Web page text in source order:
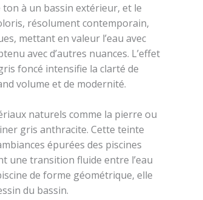
à un bassin extérieur, et le
résolument contemporain,
mettant en valeur l’eau avec
avec d’autres nuances. L’effet
foncé intensifie la clarté de
volume et de modernité.
naturels comme la pierre ou
gris anthracite. Cette teinte
épurées des piscines
une transition fluide entre l’eau
de forme géométrique, elle
du bassin.